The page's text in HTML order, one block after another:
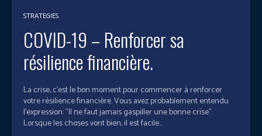
STRATEGIES
COVID-19 – Renforcer sa
résilience financière.
La crise, c'est le bon moment pour commencer à renforcer
votre résilience financière. Vous avez probablement entendu
l'expression: "Il ne faut jamais gaspiller une bonne crise".
Lorsque les choses vont bien, il est facile...